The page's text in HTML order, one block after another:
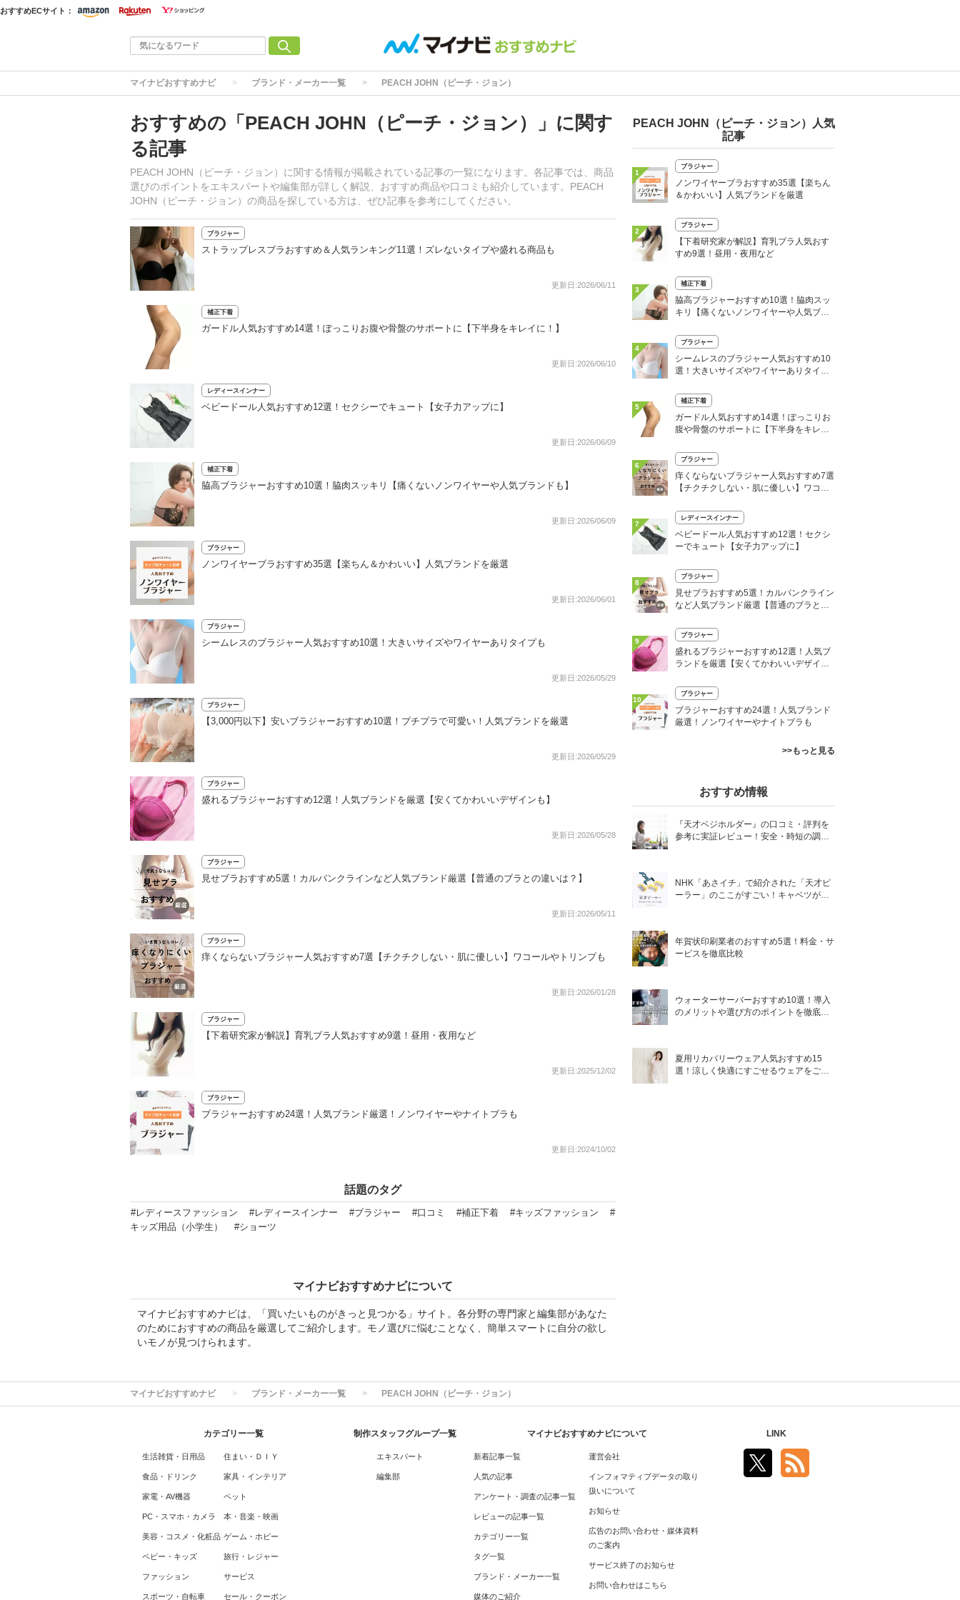
おすすめECサイト：
マイナビおすすめナビ ブランド・メーカー一覧 PEACH JOHN（ピーチ・ジョン）
おすすめの「PEACH JOHN（ピーチ・ジョン）」に関す
る記事
PEACH JOHN（ピーチ・ジョン）に関する情報が掲載されている記事の一覧になります。各記事では、商品
選びのポイントをエキスパートや編集部が詳しく解説、おすすめ商品や口コミも紹介しています。PEACH
JOHN（ピーチ・ジョン）の商品を探している方は、ぜひ記事を参考にしてください。
ブラジャー
ストラップレスブラおすすめ＆人気ランキング11選！ズレないタイプや盛れる商品も
更新日:2026/06/11
補正下着
ガードル人気おすすめ14選！ぽっこりお腹や骨盤のサポートに【下半身をキレイに！】
更新日:2026/06/10
レディースインナー
ベビードール人気おすすめ12選！セクシーでキュート【女子力アップに】
更新日:2026/06/09
補正下着
脇高ブラジャーおすすめ10選！脇肉スッキリ【痛くないノンワイヤーや人気ブランドも】
更新日:2026/06/09
ブラジャー
ノンワイヤーブラおすすめ35選【楽ちん＆かわいい】人気ブランドを厳選
更新日:2026/06/01
ブラジャー
シームレスのブラジャー人気おすすめ10選！大きいサイズやワイヤーありタイプも
更新日:2026/05/29
ブラジャー
【3,000円以下】安いブラジャーおすすめ10選！プチプラで可愛い！人気ブランドを厳選
更新日:2026/05/29
ブラジャー
盛れるブラジャーおすすめ12選！人気ブランドを厳選【安くてかわいいデザインも】
更新日:2026/05/28
ブラジャー
見せブラおすすめ5選！カルバンクラインなど人気ブランド厳選【普通のブラとの違いは？】
更新日:2026/05/11
ブラジャー
痒くならないブラジャー人気おすすめ7選【チクチクしない・肌に優しい】ワコールやトリンプも
更新日:2026/01/28
ブラジャー
【下着研究家が解説】育乳ブラ人気おすすめ9選！昼用・夜用など
更新日:2025/12/02
ブラジャー
ブラジャーおすすめ24選！人気ブランド厳選！ノンワイヤーやナイトブラも
更新日:2024/10/02
話題のタグ
#レディースファッション #レディースインナー #ブラジャー #口コミ #補正下着 #キッズファッション
#
キッズ用品（小学生）
#ショーツ
マイナビおすすめナビについて
マイナビおすすめナビは、「買いたいものがきっと見つかる」サイト。各分野の専門家と編集部があなた
のためにおすすめの商品を厳選してご紹介します。モノ選びに悩むことなく、簡単スマートに自分の欲し
いモノが見つけられます。
PEACH JOHN（ピーチ・ジョン）人気
記事
1
ブラジャー
ノンワイヤーブラおすすめ35選【楽ちん
＆かわいい】人気ブランドを厳選
2
ブラジャー
【下着研究家が解説】育乳ブラ人気おす
すめ9選！昼用・夜用など
3
補正下着
脇高ブラジャーおすすめ10選！脇肉スッ
キリ【痛くないノンワイヤーや人気ブラ
4
ブラジャー
シームレスのブラジャー人気おすすめ10
選！大きいサイズやワイヤーありタイプ
5
補正下着
ガードル人気おすすめ14選！ぽっこりお
腹や骨盤のサポートに【下半身をキレイ
6
ブラジャー
痒くならないブラジャー人気おすすめ7選
【チクチクしない・肌に優しい】ワコー
7
レディースインナー
ベビードール人気おすすめ12選！セクシ
ーでキュート【女子力アップに】
8
ブラジャー
見せブラおすすめ5選！カルバンクライン
など人気ブランド厳選【普通のブラとの
9
ブラジャー
盛れるブラジャーおすすめ12選！人気ブ
ランドを厳選【安くてかわいいデザイン
10
ブラジャー
ブラジャーおすすめ24選！人気ブランド
厳選！ノンワイヤーやナイトブラも
>>もっと見る
おすすめ情報
『天才ベジホルダー』の口コミ・評判を
参考に実証レビュー！安全・時短の調理
NHK「あさイチ」で紹介された「天才ピ
ーラー」のここがすごい！キャベツがほ
年賀状印刷業者のおすすめ5選！料金・サ
ービスを徹底比較
ウォーターサーバーおすすめ10選！導入
のメリットや選び方のポイントを徹底解
夏用リカバリーウェア人気おすすめ15
選！涼しく快適にすごせるウェアをご紹
マイナビおすすめナビ ブランド・メーカー一覧 PEACH JOHN（ピーチ・ジョン）
カテゴリー一覧
生活雑貨・日用品
食品・ドリンク
家電・AV機器
PC・スマホ・カメラ
美容・コスメ・化粧品
ベビー・キッズ
ファッション
スポーツ・自転車
住まい・ＤＩＹ
家具・インテリア
ペット
本・音楽・映画
ゲーム・ホビー
旅行・レジャー
サービス
セール・クーポン
制作スタッフグループ一覧
エキスパート
編集部
マイナビおすすめナビについて
新着記事一覧
人気の記事
アンケート・調査の記事一覧
レビューの記事一覧
カテゴリー一覧
タグ一覧
ブランド・メーカー一覧
媒体のご紹介
運営会社
インフォマティブデータの取り
扱いについて
お知らせ
広告のお問い合わせ・媒体資料
のご案内
サービス終了のお知らせ
お問い合わせはこちら
LINK